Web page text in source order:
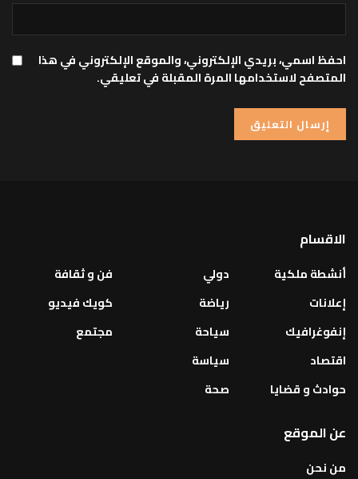
احفظ اسمي، بريدي الإلكتروني، والموقع الإلكتروني في هذا
المتصفح لاستخدامها المرة المقبلة في تعليقي.
الاقسام
أنشطة ملكية
إعلانات
إنفوغرافيك
اقتصاد
حوادث و قضايا
دولي
رياضة
سياحة
سياسة
صحة
فن و ثقافة
كويك فيديو
مجتمع
عن الموقع
من نحن